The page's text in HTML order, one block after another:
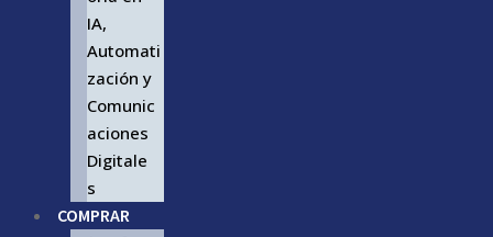
IA,
Automati
zación y
Comunic
aciones
Digitale
s
COMPRAR